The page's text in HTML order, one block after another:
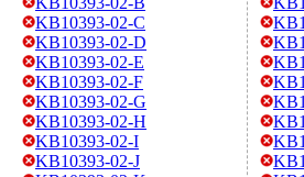
KB10393-02-C
KB10393-02-D
KB10393-02-E
KB10393-02-F
KB10393-02-G
KB10393-02-H
KB10393-02-I
KB10393-02-J